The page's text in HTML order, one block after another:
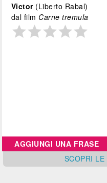
Victor(Liberto Rabal)
dal film Carne tremula
AGGIUNGI UNA FRASE
SCOPRI LE